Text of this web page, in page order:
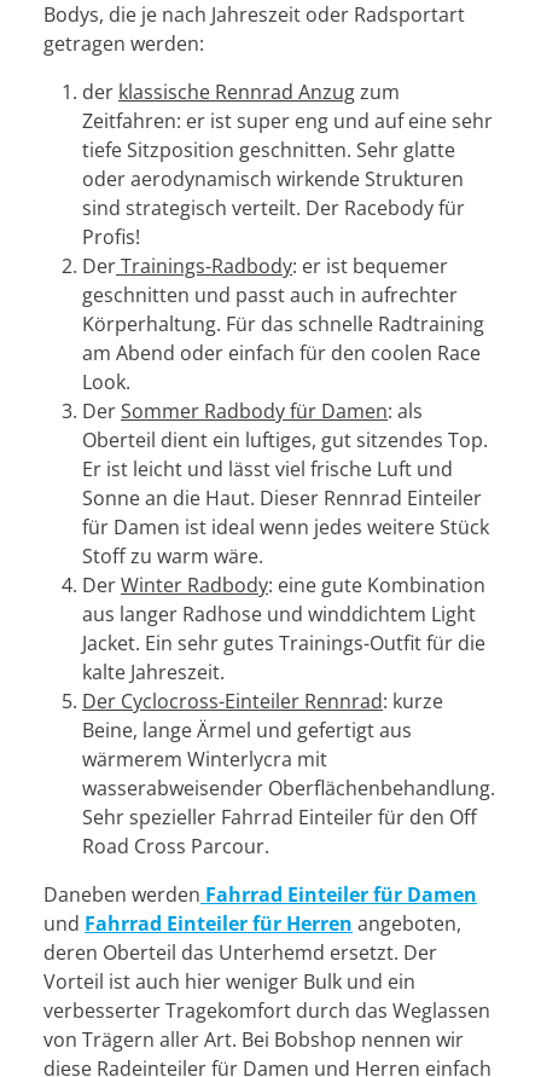
Bodys, die je nach Jahreszeit oder Radsportart
getragen werden:
der klassische Rennrad Anzugzum
Zeitfahren: er ist super eng und auf eine sehr
tiefe Sitzposition geschnitten. Sehr glatte
oder aerodynamisch wirkende Strukturen
sind strategisch verteilt. Der Racebody für
Profis!
DerTrainings-Radbody: er ist bequemer
geschnitten und passt auch in aufrechter
Körperhaltung. Für das schnelle Radtraining
am Abend oder einfach für den coolen Race
Look.
DerSommer Radbody für Damen: als
Oberteil dient ein luftiges, gut sitzendes Top.
Er ist leicht und lässt viel frische Luft und
Sonne an die Haut. Dieser Rennrad Einteiler
für Damen ist ideal wenn jedes weitere Stück
Stoff zu warm wäre.
DerWinter Radbody: eine gute Kombination
aus langer Radhose und winddichtem Light
Jacket. Ein sehr gutes Trainings-Outfit für die
kalte Jahreszeit.
Der Cyclocross-Einteiler Rennrad: kurze
Beine, lange Ärmel und gefertigt aus
wärmerem Winterlycra mit
wasserabweisender Oberflächenbehandlung.
Sehr spezieller Fahrrad Einteiler für den Off
Road Cross Parcour.
Daneben werden Fahrrad Einteiler für Damen
und Fahrrad Einteiler für Herren angeboten,
deren Oberteil das Unterhemd ersetzt. Der
Vorteil ist auch hier weniger Bulk und ein
verbesserter Tragekomfort durch das Weglassen
von Trägern aller Art. Bei Bobshop nennen wir
diese Radeinteiler für Damen und Herren einfach